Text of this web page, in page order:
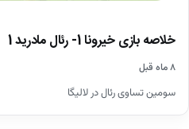
خلاصه بازی خیرونا 1- رئال مادرید 1
۸ ماه قبل
سومین تساوی رئال در لالیگا